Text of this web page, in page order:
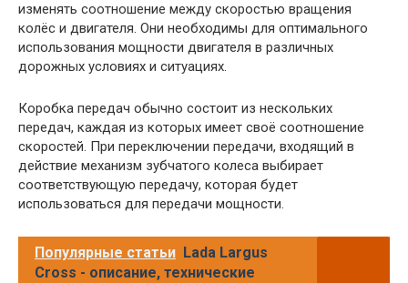
изменять соотношение между скоростью вращения
колёс и двигателя. Они необходимы для оптимального
использования мощности двигателя в различных
дорожных условиях и ситуациях.
Коробка передач обычно состоит из нескольких
передач, каждая из которых имеет своё соотношение
скоростей. При переключении передачи, входящий в
действие механизм зубчатого колеса выбирает
соответствующую передачу, которая будет
использоваться для передачи мощности.
Популярные статьи Lada Largus
Cross - описание, технические